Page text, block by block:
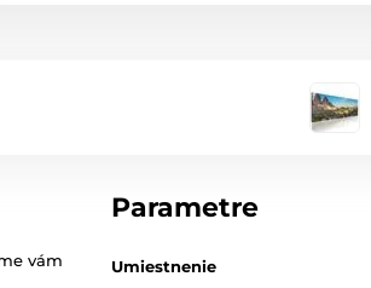
vám
Parametre
Umiestnenie